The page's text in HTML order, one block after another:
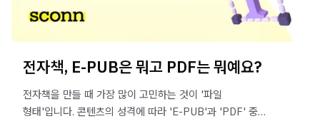
전자책, E-PUB은 뭐고 PDF는 뭐예요?
전자책을 만들 때 가장 많이 고민하는 것이 '파일
형태'입니다. 콘텐츠의 성격에 따라 'E-PUB'과 'PDF' 중